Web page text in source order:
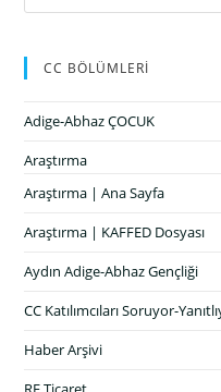
CC BÖLÜMLERİ
Adige-Abhaz ÇOCUK
Araştırma
Araştırma | Ana Sayfa
Araştırma | KAFFED Dosyası
Aydın Adige-Abhaz Gençliği
CC Katılımcıları Soruyor-
Haber Arşivi